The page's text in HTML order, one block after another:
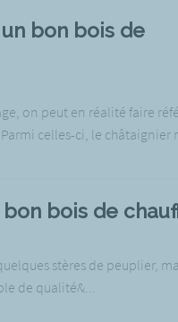
bon bois de
on peut en réalité faire
celles-ci, le châtaignier
bois de
stères de peuplier,
de qualité&...